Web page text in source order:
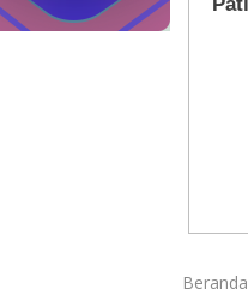
Beranda